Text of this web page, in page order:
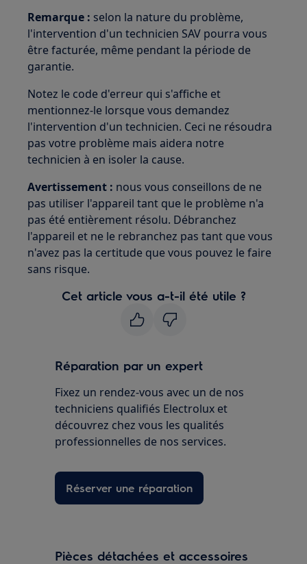
Remarque : selon la nature du problème,
l'intervention d'un technicien SAV pourra vous
être facturée, même pendant la période de
garantie.
Notez le code d'erreur qui s'affiche et
mentionnez-le lorsque vous demandez
l'intervention d'un technicien. Ceci ne résoudra
pas votre problème mais aidera notre
technicien à en isoler la cause.
Avertissement : nous vous conseillons de ne
pas utiliser l'appareil tant que le problème n'a
pas été entièrement résolu. Débranchez
l'appareil et ne le rebranchez pas tant que vous
n'avez pas la certitude que vous pouvez le faire
sans risque.
Cet article vous a-t-il été utile ?
Réparation par un expert
Fixez un rendez-vous avec un de nos
techniciens qualifiés Electrolux et
découvrez chez vous les qualités
professionnelles de nos services.
Réserver une réparation
Pièces détachées et accessoires